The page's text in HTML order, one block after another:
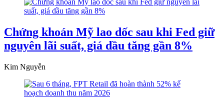
Chứng khoán Mỹ lao dốc sau khi Fed giữ
nguyên lãi suất, giá dầu tăng gần 8%
Kim Nguyễn